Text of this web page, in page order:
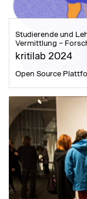
Studierende und
Vermittlung –
kritilab 2024
Open Source